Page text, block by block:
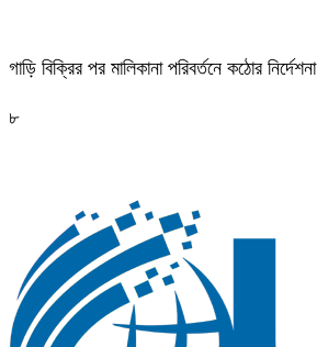
গাড়ি বিক্রির পর মালিকানা পরিবর্তনে কঠোর নির্দেশনা
৮